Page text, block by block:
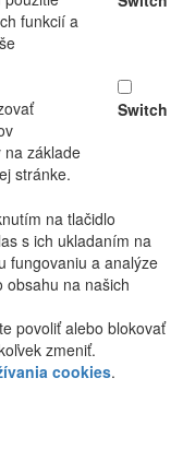
funkcií a
na základe
stránke.
Switch
na tlačidlo
s ich ukladaním na
fungovaniu a analýze
obsahu na našich
povoliť alebo blokovať
zmeniť.
cookies.